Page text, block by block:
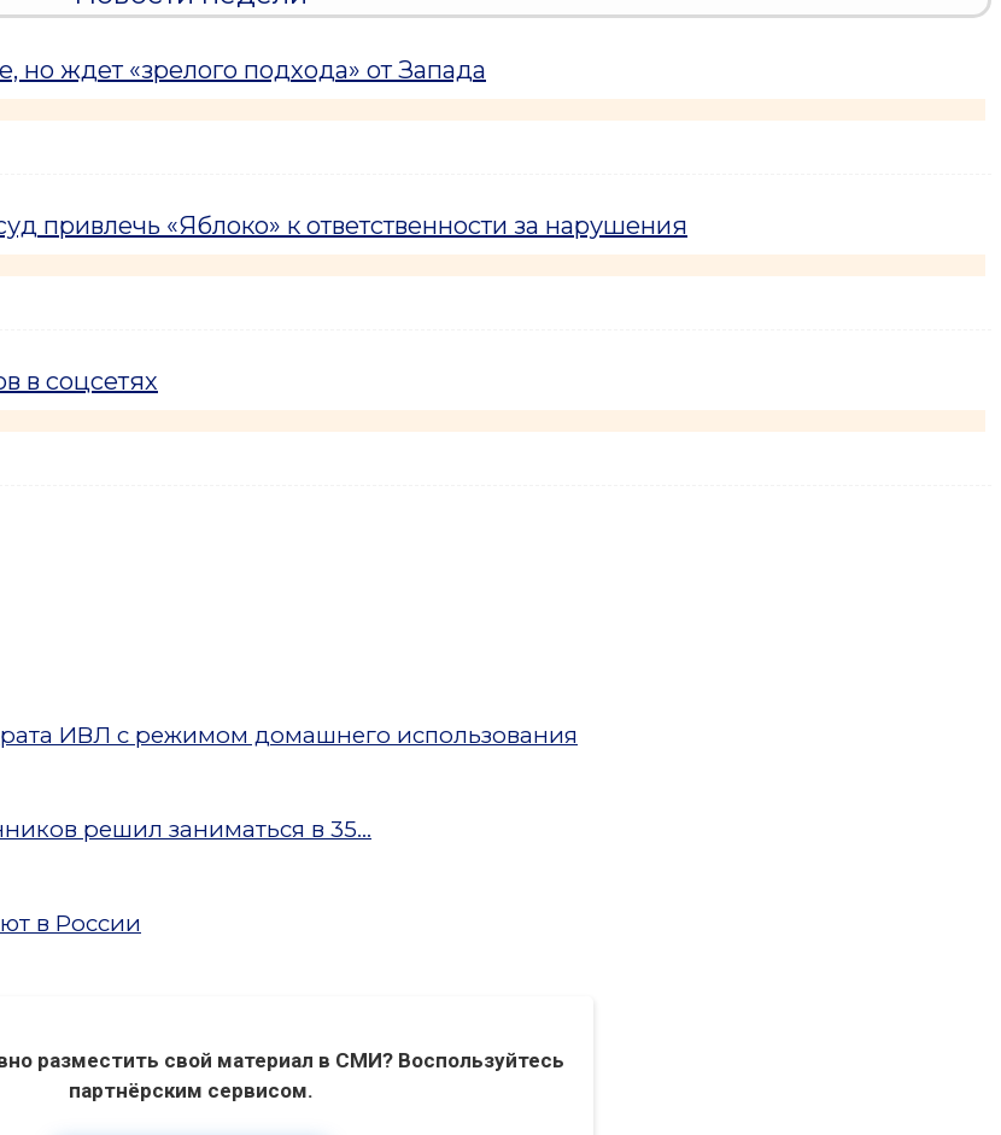
ждет «зрелого подхода» от Запада
привлечь «Яблоко» к ответственности за нарушения
в соцсетях
ИВЛ с режимом домашнего использования
решил заниматься в 35...
в России
разместить свой материал в СМИ? Воспользуйтесь
партнёрским сервисом.